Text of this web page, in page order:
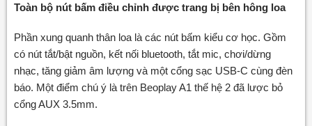
Toàn bộ nút bấm điều chỉnh được trang bị bên hông loa
Phần xung quanh thân loa là các nút bấm kiểu cơ học. Gồm
có nút tắt/bật nguồn, kết nối bluetooth, tắt mic, chơi/dừng
nhạc, tăng giảm âm lượng và một cổng sạc USB-C cùng đèn
báo. Một điểm chú ý là trên Beoplay A1 thế hệ 2 đã lược bỏ
cổng AUX 3.5mm.